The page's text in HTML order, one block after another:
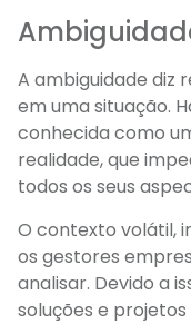
A ambiguidade diz
em uma situação.
conhecida como
realidade, que
todos os seus
O contexto volátil,
os gestores
analisar. Devido a
soluções e